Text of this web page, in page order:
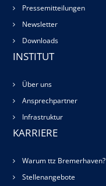
Pressemitteilungen
Newsletter
Downloads
INSTITUT
Über uns
Ansprechpartner
Infrastruktur
KARRIERE
Warum ttz Bremerhaven?
Stellenangebote